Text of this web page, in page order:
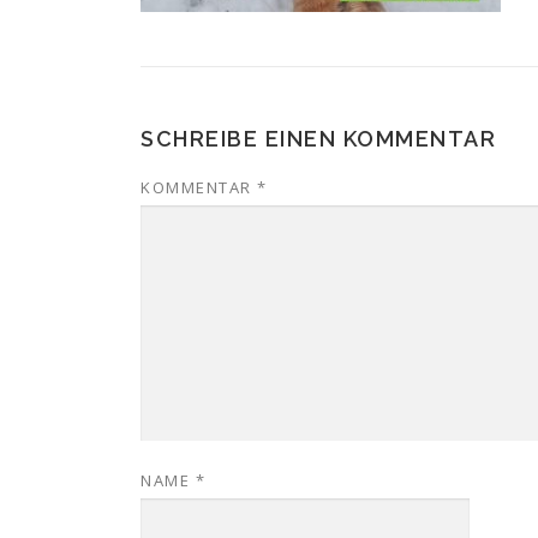
SCHREIBE EINEN KOMMENTAR
KOMMENTAR *
NAME *